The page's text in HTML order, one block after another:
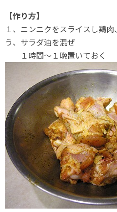
【作り方】
１、ニンニクをスライスし鶏
う、サラダ油を混ぜ
１時間～１晩置いておく